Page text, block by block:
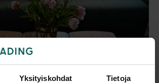
Yksityiskohdat Tietoja